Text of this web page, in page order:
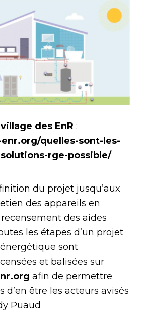
village des EnR :
quelles-sont-les-
rge-possible/
du projet jusqu’aux
des appareils en
des aides
les étapes d’un projet
sont
et balisées sur
afin de permettre
d’en être les acteurs avisés
Puaud